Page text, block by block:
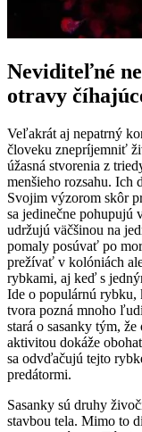
Neviditeľné
otravy
Veľakrát aj nepatrný
človeku znepríjemniť
úžasná stvorenia z
menšieho rozsahu. Ich
Svojim výzorom skôr
sa jedinečne pohupujú
udržujú väčšinou na
pomaly posúvať po
prežívať v kolóniách
rybkami, aj keď s
Ide o populárnú rybku,
tvora pozná mnoho
stará o sasanky tým,
aktivitou dokáže
sa odvďačujú tejto
predátormi.
Sasanky sú druhy
stavbou tela. Mimo to